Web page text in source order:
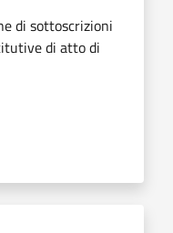
di sottoscrizioni
di atto di